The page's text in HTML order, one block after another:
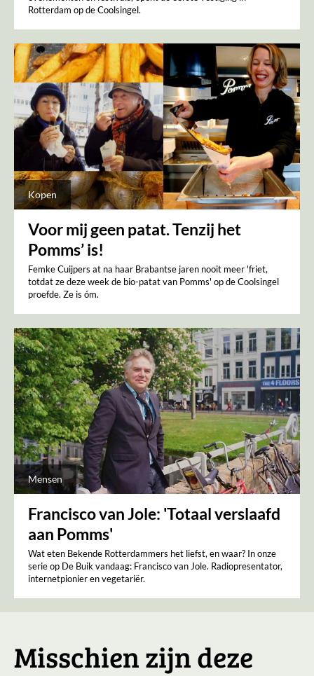
Rotterdam op de Coolsingel.
Kopen
Voor mij geen patat. Tenzij het
Pomms’ is!
Femke Cuijpers at na haar Brabantse jaren nooit meer 'friet,
totdat ze deze week de bio-patat van Pomms' op de Coolsingel
proefde. Ze is óm.
Mensen
Francisco van Jole: 'Totaal verslaafd
aan Pomms'
Wat eten Bekende Rotterdammers het liefst, en waar? In onze
serie op De Buik vandaag: Francisco van Jole. Radiopresentator,
internetpionier en vegetariër.
Misschien zijn deze